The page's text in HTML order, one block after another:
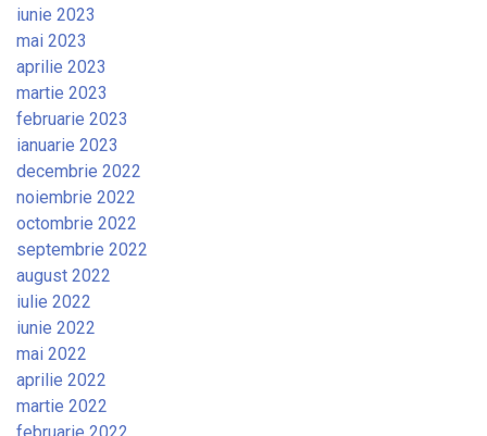
iunie 2023
mai 2023
aprilie 2023
martie 2023
februarie 2023
ianuarie 2023
decembrie 2022
noiembrie 2022
octombrie 2022
septembrie 2022
august 2022
iulie 2022
iunie 2022
mai 2022
aprilie 2022
martie 2022